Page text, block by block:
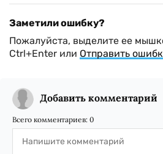
Заметили ошибку?
Пожалуйста, выделите ее
Ctrl+Enter или Отправить
Добавить комментарий
Всего комментариев: 0